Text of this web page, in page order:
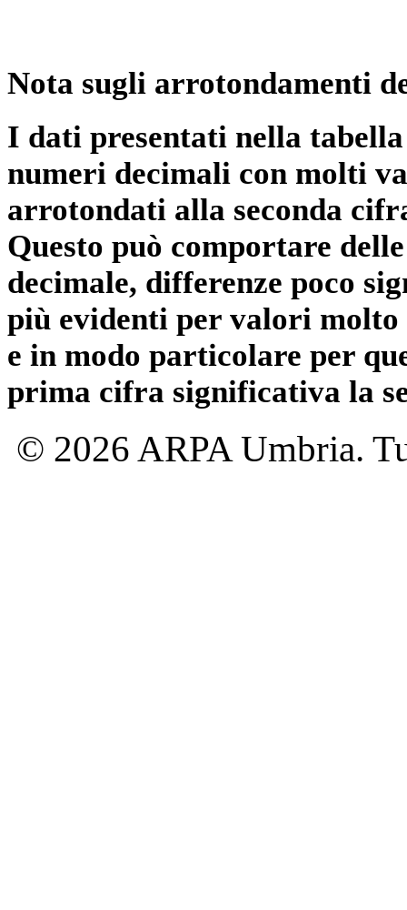
Nota sugli arrotondamenti
I dati presentati nella
numeri decimali con molti
arrotondati alla seconda
Questo può comportare
decimale, differenze poco
più evidenti per valori
e in modo particolare per
prima cifra significativa la
© 2026 ARPA Umbria.